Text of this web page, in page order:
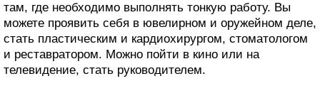
там, где необходимо выполнять тонкую работу. Вы
можете проявить себя в ювелирном и оружейном деле,
стать пластическим и кардиохирургом, стоматологом
и реставратором. Можно пойти в кино или на
телевидение, стать руководителем.